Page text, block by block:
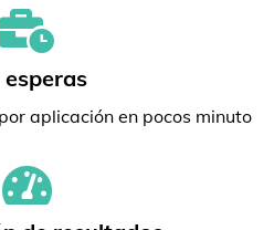
esperas
aplicación en pocos minuto